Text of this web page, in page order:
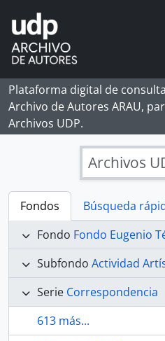
Skip to main content
Plataforma digital de
Archivo de Autores ARAU,
Archivos UDP.
Archivos
Fondos
Búsqueda
Fondo Fondo Eugenio
Subfondo Actividad
Serie Correspondencia
613 más...